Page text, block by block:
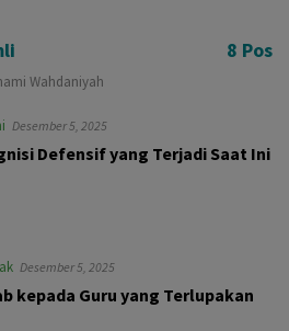
8 Pos
Wahdaniyah
Desember 5, 2025
Defensif yang Terjadi Saat Ini
Desember 5, 2025
kepada Guru yang Terlupakan